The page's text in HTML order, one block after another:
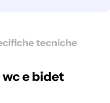
tecniche
e bidet